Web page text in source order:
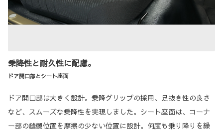
乗降性と耐久性に配慮。
ドア開口部とシート座面
ドア開口部は大きく設計。乗降グリップの採用、足抜き性の良さ
など、スムーズな乗降性を実現しました。シート座面は、コーナ
ー部の縫製位置を摩擦の少ない位置に設計。何度も乗り降りを繰